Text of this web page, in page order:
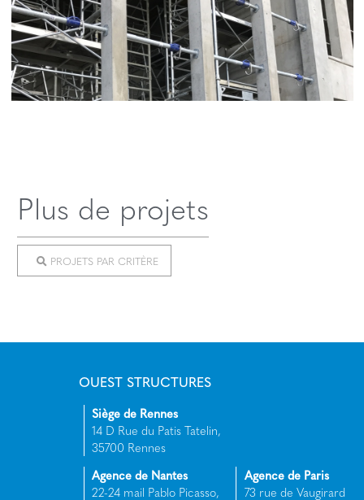
Plus de projets
PROJETS PAR CRITÈRE
OUEST STRUCTURES
Siège de Rennes
14 D Rue du Patis Tatelin,
35700 Rennes
Agence de Nantes
22-24 mail Pablo Picasso,
Agence de Paris
73 rue de Vaugirard